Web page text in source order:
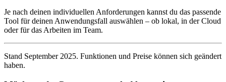
Je nach deinen individuellen Anforderungen kannst du das passende
Tool für deinen Anwendungsfall auswählen – ob lokal, in der Cloud
oder für das Arbeiten im Team.
Stand September 2025. Funktionen und Preise können sich geändert
haben.